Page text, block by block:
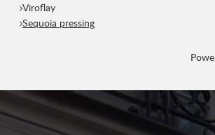
Viroflay
Sequoia pressing